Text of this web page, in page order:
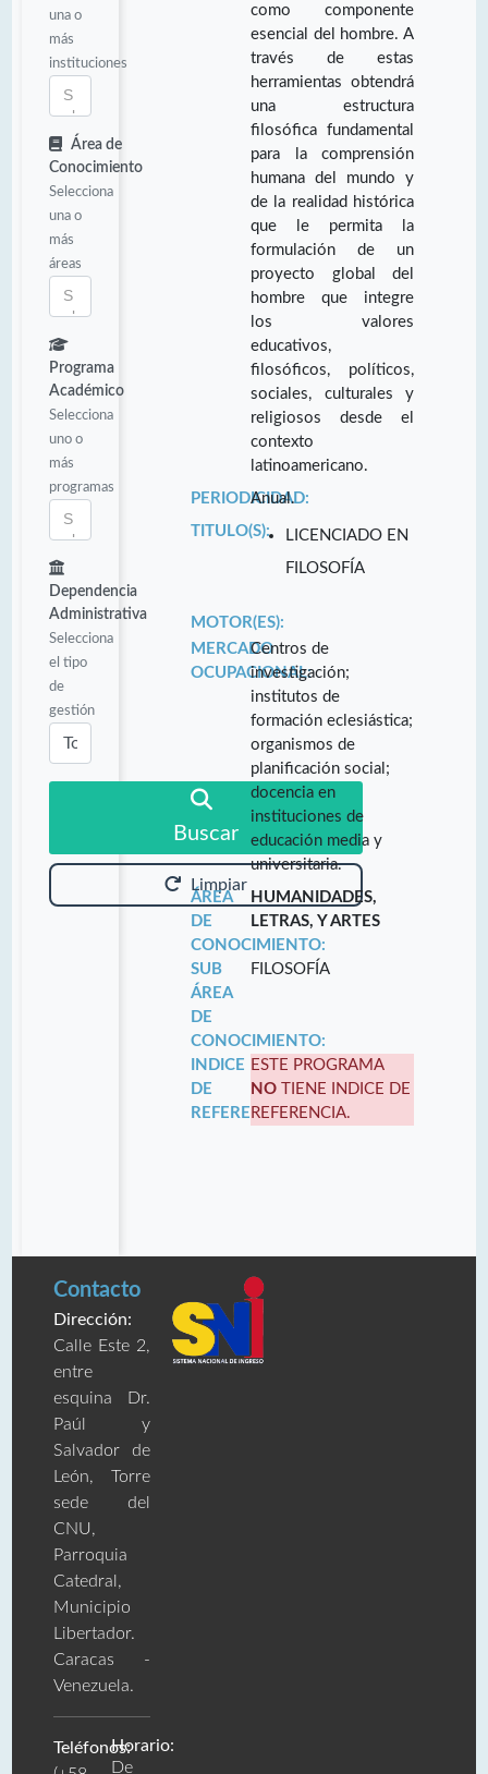
una o
más
instituciones
Área de
Conocimiento
Selecciona
una o
más
áreas
Programa
Académico
Selecciona
uno o
más
programas
Dependencia
Administrativa
Selecciona
el tipo
de
gestión
Buscar
Limpiar
como componente
esencial del hombre. A
través de estas
herramientas obtendrá
una estructura
filosófica fundamental
para la comprensión
humana del mundo y
de la realidad histórica
que le permita la
formulación de un
proyecto global del
hombre que integre
los valores
educativos,
filosóficos, políticos,
sociales, culturales y
religiosos desde el
contexto
latinoamericano.
PERIODICIDAD:
Anual.
TITULO(S):
LICENCIADO EN
FILOSOFÍA
MOTOR(ES):
MERCADO
OCUPACIONAL:
Centros de
investigación;
institutos de
formación eclesiástica;
organismos de
planificación social;
docencia en
instituciones de
educación media y
universitaria.
ÁREA
DE
CONOCIMIENTO:
HUMANIDADES,
LETRAS, Y ARTES
SUB
ÁREA
DE
CONOCIMIENTO:
FILOSOFÍA
INDICE
DE
REFERENCIA:
ESTE PROGRAMA
NO TIENE INDICE DE
REFERENCIA.
Contacto
Dirección:
Calle Este 2,
entre
esquina Dr.
Paúl y
Salvador de
León, Torre
sede del
CNU,
Parroquia
Catedral,
Municipio
Libertador.
Caracas -
Venezuela.
Teléfonos:Horario:
De